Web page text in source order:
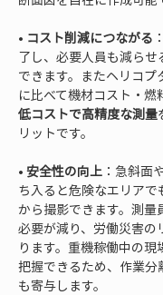
• コスト削減につながる
了し、必要人員も減ら
できます。またヘリコ
に比べて機材コスト・燃
低コストで高精度な測量
• 安全性の向上 ：急斜面
ち入ると危険なエリアで
から撮影できます。測量
必要が減り、労働災害の
ります。重機稼働中の
把握できるため、作業分
も寄与します。